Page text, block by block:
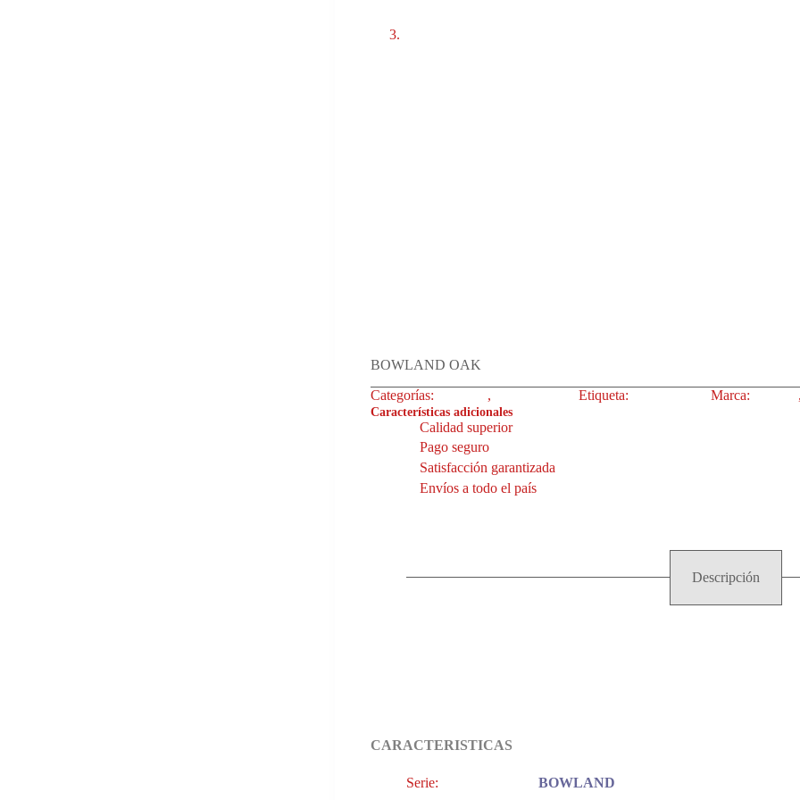
BOWLAND OAK
Categorías:
, Etiqueta: Marca: ,
Características adicionales
Calidad superior
Pago seguro
Satisfacción garantizada
Envíos a todo el país
Descripción
CARACTERISTICAS
Serie: BOWLAND